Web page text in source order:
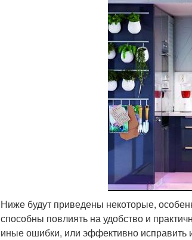
Ниже будут приведены некоторые,
способны повлиять на удобство и
иные ошибки, или эффективно исправить